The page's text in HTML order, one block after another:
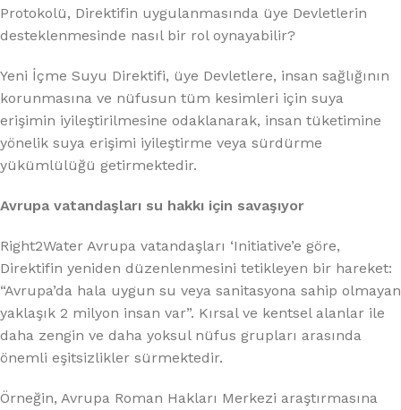
Protokolü, Direktifin uygulanmasında üye Devletlerin
desteklenmesinde nasıl bir rol oynayabilir?
Yeni İçme Suyu Direktifi, üye Devletlere, insan sağlığının
korunmasına ve nüfusun tüm kesimleri için suya
erişimin iyileştirilmesine odaklanarak, insan tüketimine
yönelik suya erişimi iyileştirme veya sürdürme
yükümlülüğü getirmektedir.
Avrupa vatandaşları su hakkı için savaşıyor
Right2Water Avrupa vatandaşları ‘Initiative’e göre,
Direktifin yeniden düzenlenmesini tetikleyen bir hareket:
“Avrupa’da hala uygun su veya sanitasyona sahip olmayan
yaklaşık 2 milyon insan var”. Kırsal ve kentsel alanlar ile
daha zengin ve daha yoksul nüfus grupları arasında
önemli eşitsizlikler sürmektedir.
Örneğin, Avrupa Roman Hakları Merkezi araştırmasına